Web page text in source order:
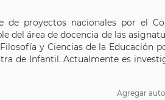
de proyectos nacionales por el
del área de docencia de las
y Ciencias de la Educación
de Infantil. Actualmente es
Agregar